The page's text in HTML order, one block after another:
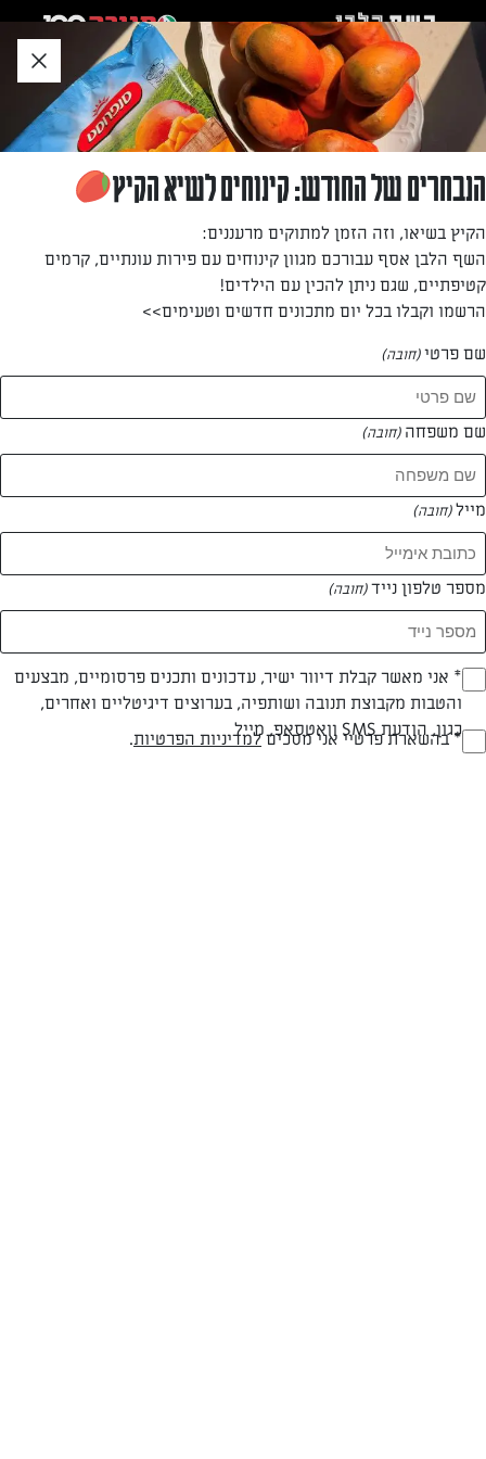
לאזור
תוכן
תחתון
חזרה לעמוד הבית
דפנה אברהמס
—
המתכונים של
1 מתכונים
עוגה בחושה עם שוקולד השחר
הנבחרים של החודש: קינוחים לשיא הקיץ
הקיץ בשיאו, וזה הזמן למתוקים מרעננים:
השף הלבן אסף עבורכם מגוון קינוחים עם פירות עונתיים, קרמים
קטיפתיים, שגם ניתן להכין עם הילדים!
הרשמו וקבלו בכל יום מתכונים חדשים וטעימים>>
שם פרטי(חובה)
שם משפחה (חובה)
מייל(חובה)
מספר טלפון נייד(חובה)
Opt_In
(חובה)
* אני מאשר קבלת דיוור ישיר, עדכונים ותכנים פרסומיים, מבצעים
והטבות מקבוצת תנובה ושותפיה, בערוצים דיגיטליים ואחרים,
כגון, הודעת SMS וואטסאפ, מייל
RegulationsApproved
* בהשארת פרטיי אני מסכיםלמדיניות הפרטיות.